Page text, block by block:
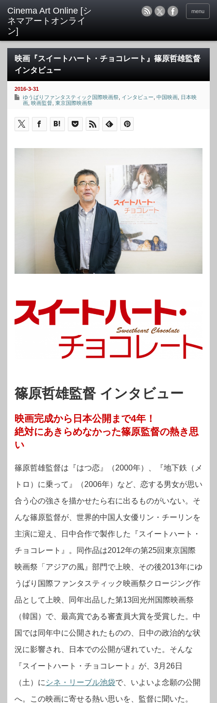
menu
映画『スイートハート・チョコレート』篠原哲雄監督
インタビュー
2016-3-31
ゆうばりファンタスティック国際映画祭 インタビュー 中国映画 日本映
画 映画監督 東京国際映画祭
篠原哲雄監督 インタビュー
映画完成から日本公開まで4年！
絶対にあきらめなかった篠原監督の熱き思
い
篠原哲雄監督は『はつ恋』（2000年）、『地下鉄（メ
トロ）に乗って』（2006年）など、恋する男女が思い
合う心の強さを描かせたら右に出るものがいない。そ
んな篠原監督が、世界的中国人女優リン・チーリンを
主演に迎え、日中合作で製作した『スイートハート・
チョコレート』。同作品は2012年の第25回東京国際
映画祭「アジアの風』部門で上映、その後2013年にゆ
うばり国際ファンタスティック映画祭クロージング作
品として上映、同年出品した第13回光州国際映画祭
（韓国）で、最高賞である審査員大賞を受賞した。中
国では同年中に公開されたものの、日中の政治的な状
況に影響され、日本での公開が遅れていた。そんな
『スイートハート・チョコレート』が、3月26日
（土）に シネ・リーブル池袋で、いよいよ念願の公開
へ。この映画に寄せる熱い思いを、監督に聞いた。